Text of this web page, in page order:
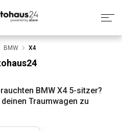
& Antworten
Inzahlungnahme
BMW X4
BMW X4 5-sitzer?
Traumwagen zu